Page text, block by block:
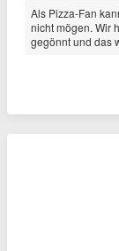
Als Pizza-Fan
nicht mögen. Wir
gegönnt und das